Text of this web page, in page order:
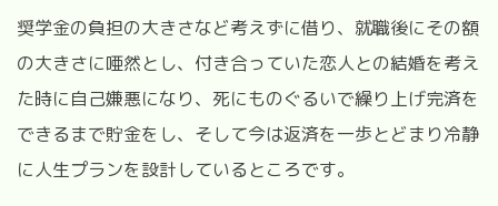
奨学金の負担の大きさなど考えずに借り、就職後にその額
の大きさに唖然とし、付き合っていた恋人との結婚を考え
た時に自己嫌悪になり、死にものぐるいで繰り上げ完済を
できるまで貯金をし、そして今は返済を一歩とどまり冷静
に人生プランを設計しているところです。